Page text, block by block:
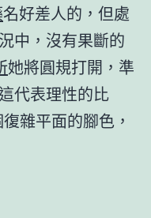
名好差人的，但處
中，沒有果斷的
她將圓規打開，準
代表理性的比
雜平面的腳色，